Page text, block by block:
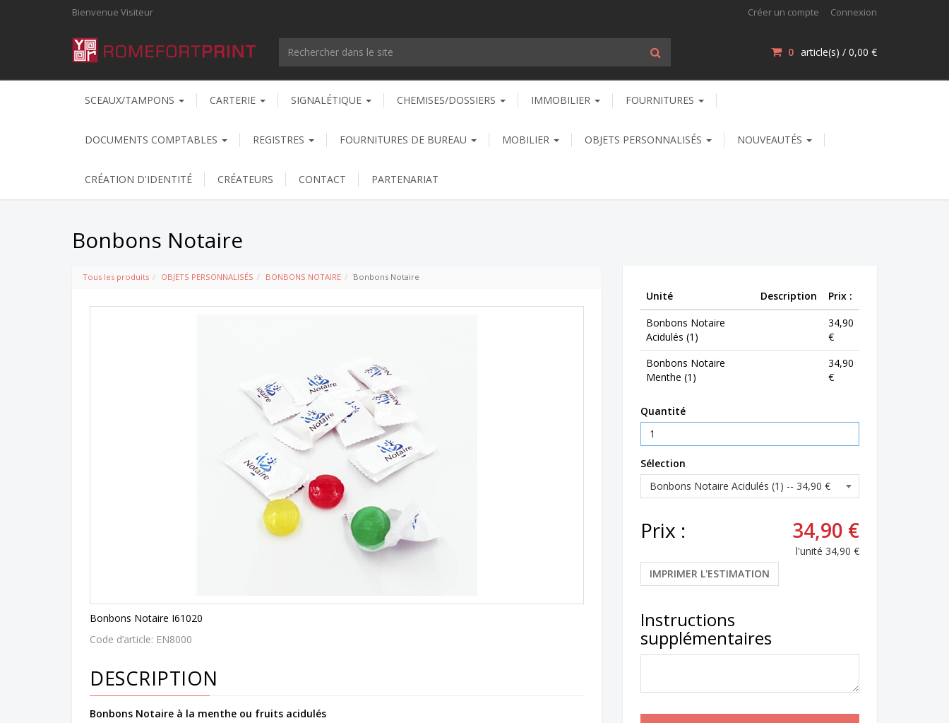
Bienvenue Visiteur Créer un compte Connexion
0 article(s) / 0,00 €
SCEAUX/TAMPONS CARTERIE SIGNALÉTIQUE CHEMISES/DOSSIERS IMMOBILIER FOURNITURES
DOCUMENTS COMPTABLES REGISTRES FOURNITURES DE BUREAU MOBILIER OBJETS PERSONNALISÉS NOUVEAUTÉS
CRÉATION D'IDENTITÉ CRÉATEURS CONTACT PARTENARIAT
Bonbons Notaire
Unité Description
Prix :
Bonbons Notaire
Acidulés (1)
34,90
€
Bonbons Notaire
Menthe (1)
34,90
€
Quantité
Sélection
Prix : 34,90 €
l'unité 34,90 €
IMPRIMER L'ESTIMATION
Instructions
supplémentaires
Tous les produits OBJETS PERSONNALISÉS BONBONS NOTAIRE Bonbons Notaire
Bonbons Notaire I61020
Code d’article: EN8000
DESCRIPTION
Bonbons Notaire à la menthe ou fruits acidulés